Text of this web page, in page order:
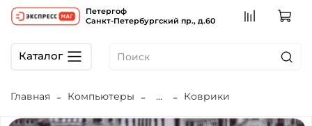
Петергоф
Санкт-Петербургский пр., д.60
Каталог
Главная Компьютеры ... Коврики